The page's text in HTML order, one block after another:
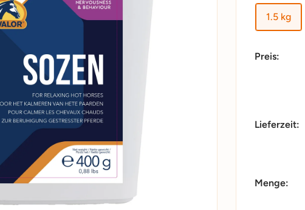
1.5 kg
Preis:
Lieferzeit:
Menge: